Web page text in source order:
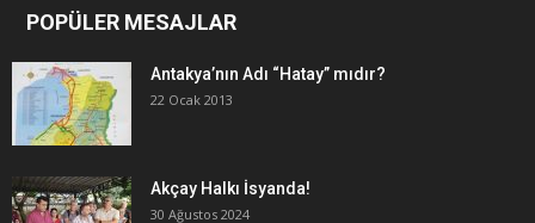
POPÜLER MESAJLAR
Antakya’nın Adı “Hatay” mıdır?
22 Ocak 2013
Akçay Halkı İsyanda!
30 Ağustos 2024